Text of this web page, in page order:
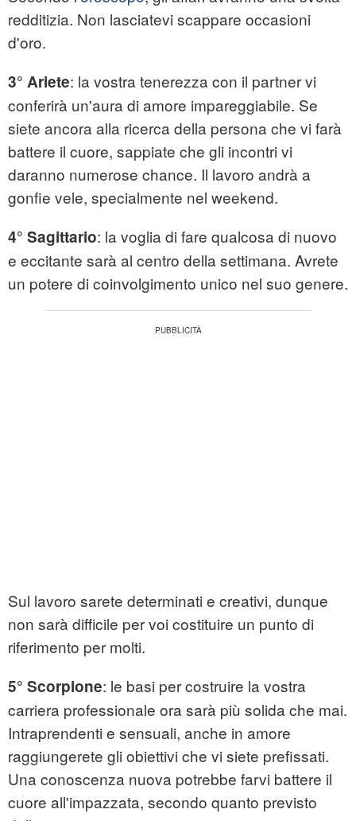
redditizia. Non lasciatevi scappare occasioni
d'oro.
3° Ariete: la vostra tenerezza con il partner vi
conferirà un'aura di amore impareggiabile. Se
siete ancora alla ricerca della persona che vi farà
battere il cuore, sappiate che gli incontri vi
daranno numerose chance. Il lavoro andrà a
gonfie vele, specialmente nel weekend.
4° Sagittario: la voglia di fare qualcosa di nuovo
e eccitante sarà al centro della settimana. Avrete
un potere di coinvolgimento unico nel suo genere.
Sul lavoro sarete determinati e creativi, dunque
non sarà difficile per voi costituire un punto di
riferimento per molti.
5° Scorpione: le basi per costruire la vostra
carriera professionale ora sarà più solida che mai.
Intraprendenti e sensuali, anche in amore
raggiungerete gli obiettivi che vi siete prefissati.
Una conoscenza nuova potrebbe farvi battere il
cuore all'impazzata, secondo quanto previsto